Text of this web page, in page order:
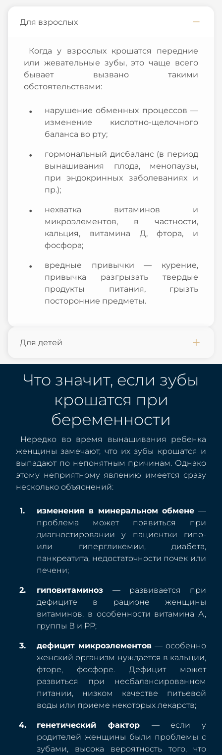
Для взрослых
Когда у взрослых крошатся передние
или жевательные зубы, это чаще всего
бывает вызвано такими
обстоятельствами:
нарушение обменных процессов —
изменение кислотно-щелочного
баланса во рту;
гормональный дисбаланс (в период
вынашивания плода, менопаузы,
при эндокринных заболеваниях и
пр.);
нехватка витаминов и
микроэлементов, в частности,
кальция, витамина Д, фтора, и
фосфора;
вредные привычки — курение,
привычка разгрызать твердые
продукты питания, грызть
посторонние предметы.
Для детей
Что значит, если зубы
крошатся при
беременности
Нередко во время вынашивания ребенка
женщины замечают, что их зубы крошатся и
выпадают по непонятным причинам. Однако
этому неприятному явлению имеется сразу
несколько объяснений:
изменения в минеральном обмене —
проблема может появиться при
диагностировании у пациентки гипо-
или гипергликемии, диабета,
панкреатита, недостаточности почек или
печени;
гиповитаминоз — развивается при
дефиците в рационе женщины
витаминов, в особенности витамина А,
группы В и PP;
дефицит микроэлементов — особенно
женский организм нуждается в кальции,
фторе, фосфоре. Дефицит может
развиться при несбалансированном
питании, низком качестве питьевой
воды или приеме некоторых лекарств;
генетический фактор — если у
родителей женщины были проблемы с
зубами, высока вероятность того, что